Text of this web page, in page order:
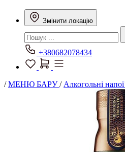
Змінити локацію
+380682078434
/МЕНЮ БАРУ/ Алкогольні напої